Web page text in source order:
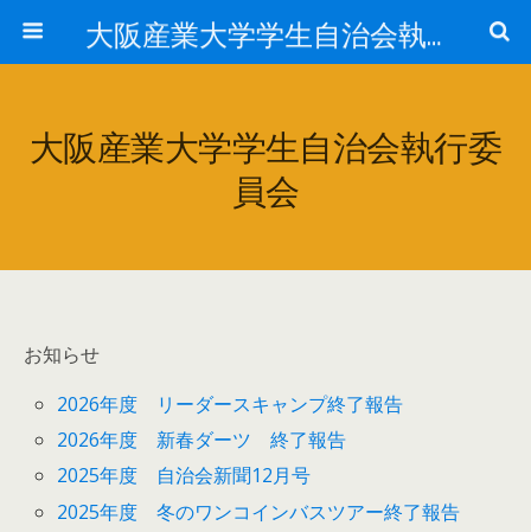
大阪産業大学学生自治会執行委員会
大阪産業大学学生自治会執行委
員会
お知らせ
2026年度 リーダースキャンプ終了報告
2026年度 新春ダーツ 終了報告
2025年度 自治会新聞12月号
2025年度 冬のワンコインバスツアー終了報告